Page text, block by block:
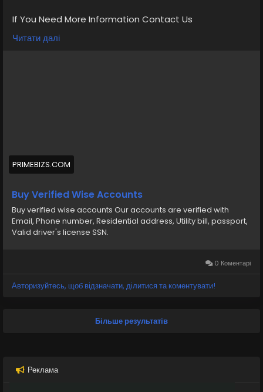
If You Need More Information Contact Us
💠⫸Telegram: EkPrime
Buy verified wise accounts from us Our accounts are
verified, Phone number, Residential address, Utility bill,
passport, Valid driver s license SSN
Читати далі
PRIMEBIZS.COM
Buy Verified Wise Accounts
Buy verified wise accounts Our accounts are verified with
Email, Phone number, Residential address, Utility bill, passport,
Valid driver's license SSN.
0 Коментарі
Авторизуйтесь, щоб відзначати, ділитися та коментувати!
Більше результатів
Реклама